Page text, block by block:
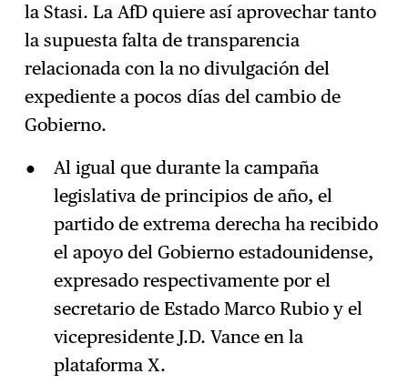
la Stasi. La AfD quiere así aprovechar tanto
la supuesta falta de transparencia
relacionada con la no divulgación del
expediente a pocos días del cambio de
Gobierno.
Al igual que durante la campaña
legislativa de principios de año, el
partido de extrema derecha ha recibido
el apoyo del Gobierno estadounidense,
expresado respectivamente por el
secretario de Estado Marco Rubio y el
vicepresidente J.D. Vance en la
plataforma X.